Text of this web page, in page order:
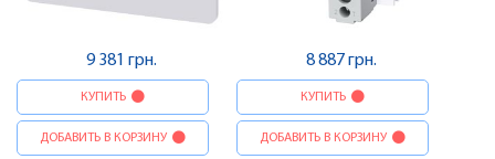
9 381 грн.
КУПИТЬ
ДОБАВИТЬ В КОРЗИНУ
8 887 грн.
КУПИТЬ
ДОБАВИТЬ В КОРЗИНУ